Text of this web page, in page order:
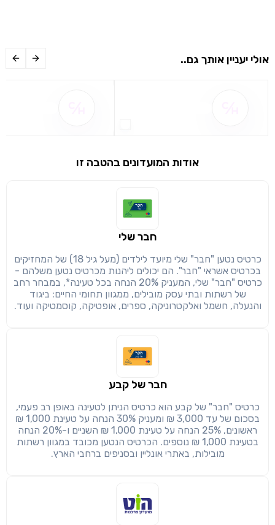
שיתוף
העתק
שימו לב!
מימוש הטבה זו ניתן רק לחברי
חזרה הבנתי, המשך לאתר
אולי יעניין אותך גם..
אודות המועדונים בהטבה זו
חבר שלי
כרטיס נטען "חבר" שלי מיועד לילדים (מעל גיל 18) של המחזיקים
בכרטיס אשראי "חבר". הם יכולים ליהנות מכרטיס נטען משלהם -
כרטיס "חבר" שלי, המעניק 20% הנחה בכל טעינה*, במבחר רחב
של רשתות ובתי עסק מובילים, ממגוון תחומי החיים: ביגוד
והנעלה, חשמל ואלקטרוניקה, ספרים, אופטיקה, קוסמטיקה ועוד.
חבר של קבע
כרטיס "חבר" של קבע הוא כרטיס הניתן לטעינה באופן רב פעמי,
בסכום של עד 3,000 ₪ ומעניק 30% הנחה על טעינת 1,000 ₪
ראשונים, 25% הנחה על טעינת 1,000 ₪ השניים ו-20% הנחה
בטעינת 1,000 ₪ נוספים. הכרטיס הנטען מכובד במגוון רשתות
מובילות, באתרי אונליין ובסניפים ברחבי הארץ.